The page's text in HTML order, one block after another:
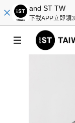
and ST TW
下載APP立即領